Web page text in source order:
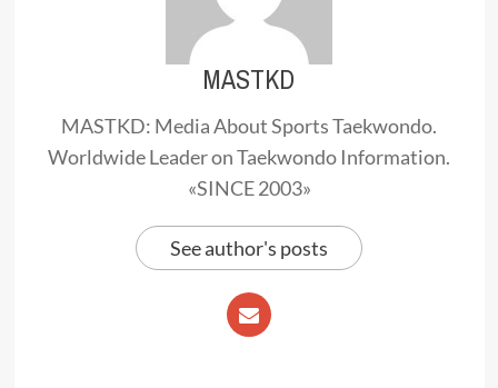
MASTKD
MASTKD: Media About Sports Taekwondo.
Worldwide Leader on Taekwondo Information.
«SINCE 2003»
See author's posts